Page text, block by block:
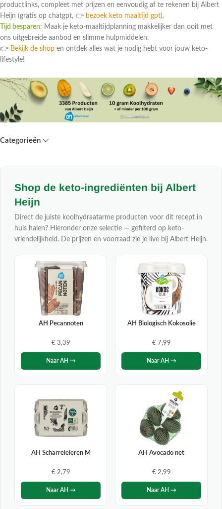
productlinks, compleet met prijzen en eenvoudig af te rekenen bij Albert
Heijn (gratis op chatgpt, 👉 bezoek keto maaltijd gpt).
Tijd besparen: Maak je keto-maaltijdplanning makkelijker dan ooit met
ons uitgebreide aanbod en slimme hulpmiddelen.
👉 Bekijk de shop en ontdek alles wat je nodig hebt voor jouw keto-
lifestyle!
Categorieën
Shop de keto-ingrediënten bij Albert
Heijn
Direct de juiste koolhydraatarme producten voor dit recept in
huis halen? Hieronder onze selectie — gefilterd op keto-
vriendelijkheid. De prijzen en voorraad zie je live bij Albert Heijn.
AH Pecannoten
€ 3,39
Naar AH →
AH Biologisch Kokosolie
€ 7,99
Naar AH →
AH Scharreleieren M
€ 2,79
Naar AH →
AH Avocado net
€ 2,99
Naar AH →